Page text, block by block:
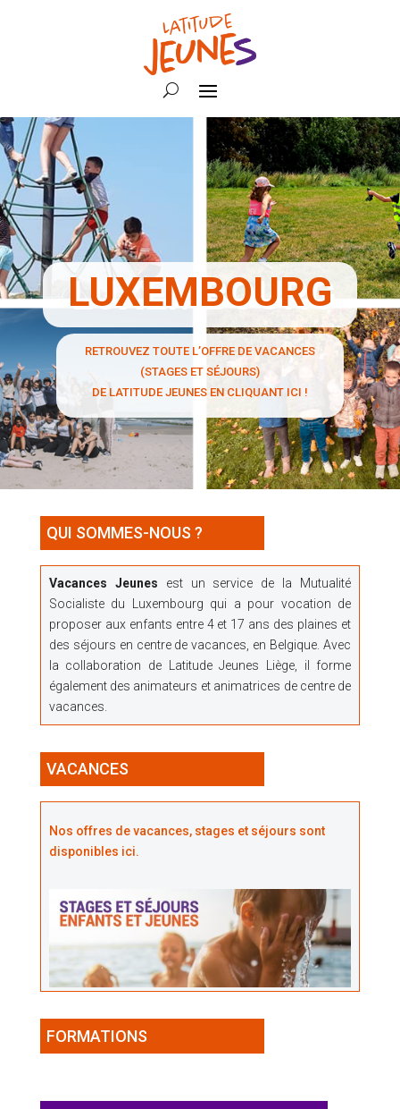
LUXEMBOURG
RETROUVEZ TOUTE L’OFFRE DE VACANCES
(STAGES ET SÉJOURS)
DE LATITUDE JEUNES EN CLIQUANT ICI !
QUI SOMMES-NOUS ?
Vacances Jeunes est un service de la Mutualité
Socialiste du Luxembourg qui a pour vocation de
proposer aux enfants entre 4 et 17 ans des plaines et
des séjours en centre de vacances, en Belgique. Avec
la collaboration de Latitude Jeunes Liège, il forme
également des animateurs et animatrices de centre de
vacances.
VACANCES
Nos offres de vacances, stages et séjours sont
disponibles ici.
FORMATIONS